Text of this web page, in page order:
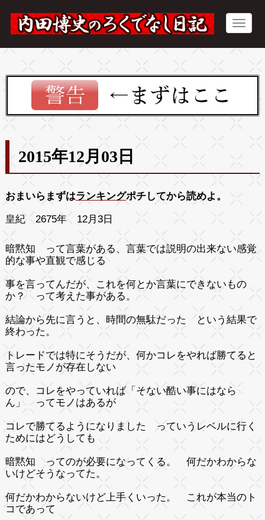
2015年12月03日
おまいらまずはランキングポチしてから読めよ。
皇紀 2675年 12月3日
暗黙知 って言葉がある、言葉では説明の出来ない感覚
的な事や直観で感じる
事を言ってんだが、これを何とか言葉にできないもの
か？ って考えた事がある。
結論から先に言うと、時間の無駄だった という結果で
終わった。
トレードでは特にそうだが、何かコレをやれば勝てると
言ったモノが存在しない
ので、コレをやっていれば「そない酷い事にはなら
ん」 ってモノはあるが
コレで勝てるようになりました っていうレベルに行く
ためにはどうしても
暗黙知 ってのが必要になってくる。 何だかわからな
いけどそうなってた。
何だかわからないけど上手くいった。 これが本当のト
コであって